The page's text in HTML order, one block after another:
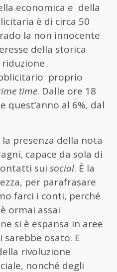
economica e della
è di circa 50
la non innocente
della storica
proprio
time. Dalle ore 18
quest’anno al 6%, dal
presenza della nota
capace da sola di
sui social. È la
per parafrasare
farci i conti, perché
ormai assai
si è espansa in aree
osato. E
rivoluzione
nonché degli